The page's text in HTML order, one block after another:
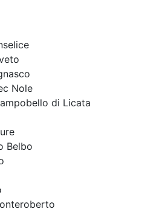
Nole
di Licata
Belbo